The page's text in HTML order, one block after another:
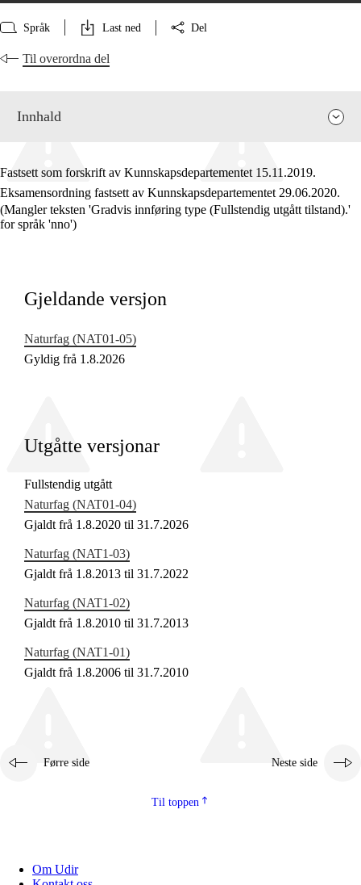
Språk Last ned Del
Til overordna del
Innhald
Tverrfaglege tema
Grunnleggjande ferdigheiter
Fastsett som forskrift av Kunnskapsdepartementet 15.11.2019.
Eksamensordning fastsett av Kunnskapsdepartementet 29.06.2020.
(Mangler teksten 'Gradvis innføring type (Fullstendig utgått tilstand).'
for språk 'nno')
Gjeldande versjon
Naturfag (NAT01‑05)
Gyldig frå 1.8.2026
Utgåtte versjonar
Fullstendig utgått
Naturfag (NAT01‑04)
Gjaldt frå 1.8.2020 til 31.7.2026
Naturfag (NAT1‑03)
Gjaldt frå 1.8.2013 til 31.7.2022
Naturfag (NAT1‑02)
Gjaldt frå 1.8.2010 til 31.7.2013
Naturfag (NAT1‑01)
Gjaldt frå 1.8.2006 til 31.7.2010
Førre side Neste side
Til toppen
Om Udir